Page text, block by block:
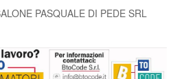
PASQUALE DI PEDE SRL